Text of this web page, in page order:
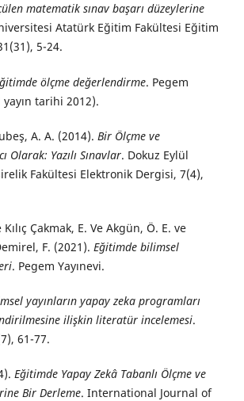
matematik sınav başarı düzeylerine
Atatürk Eğitim Fakültesi Eğitim
5-24.
ölçme değerlendirme. Pegem
tarihi 2012).
A. A. (2014). Bir Ölçme ve
Olarak: Yazılı Sınavlar. Dokuz Eylül
Fakültesi Elektronik Dergisi, 7(4),
Çakmak, E. Ve Akgün, Ö. E. ve
F. (2021). Eğitimde bilimsel
. Pegem Yayınevi.
yayınların yapay zeka programları
ilişkin literatür incelemesi.
61-77.
Eğitimde Yapay Zekâ Tabanlı Ölçme ve
Bir Derleme. International Journal of